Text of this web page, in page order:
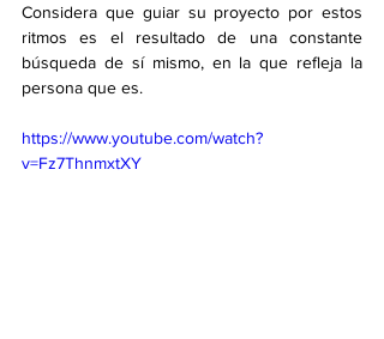
Considera que guiar su proyecto por estos
ritmos es el resultado de una constante
búsqueda de sí mismo, en la que refleja la
persona que es.
https://www.youtube.com/watch?
v=Fz7ThnmxtXY